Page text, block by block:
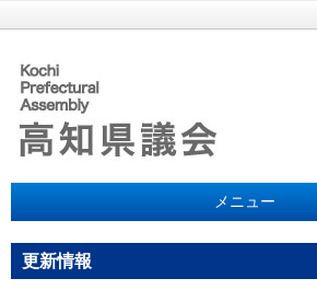
メニュー
更新情報